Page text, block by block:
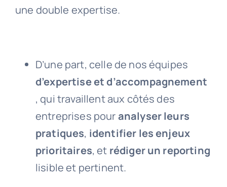
une double expertise.
D’une part, celle de nos équipes
d’expertise et d’accompagnement
, qui travaillent aux côtés des
entreprises pouranalyser leurs
pratiques, identifier les enjeux
prioritaires, et rédiger un reporting
lisible et pertinent.